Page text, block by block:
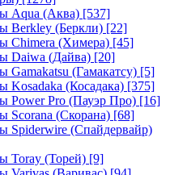
Aqua (Аква) [537]
Berkley (Беркли) [22]
Chimera (Химера) [45]
Daiwa (Дайва) [20]
(Гамакатсу) [5]
Kosadaka (Косадака) [375]
Power Pro (Пауэр Про) [16]
Scorana (Скорана) [68]
Spiderwire (Спайдервайр)
Toray (Торей) [9]